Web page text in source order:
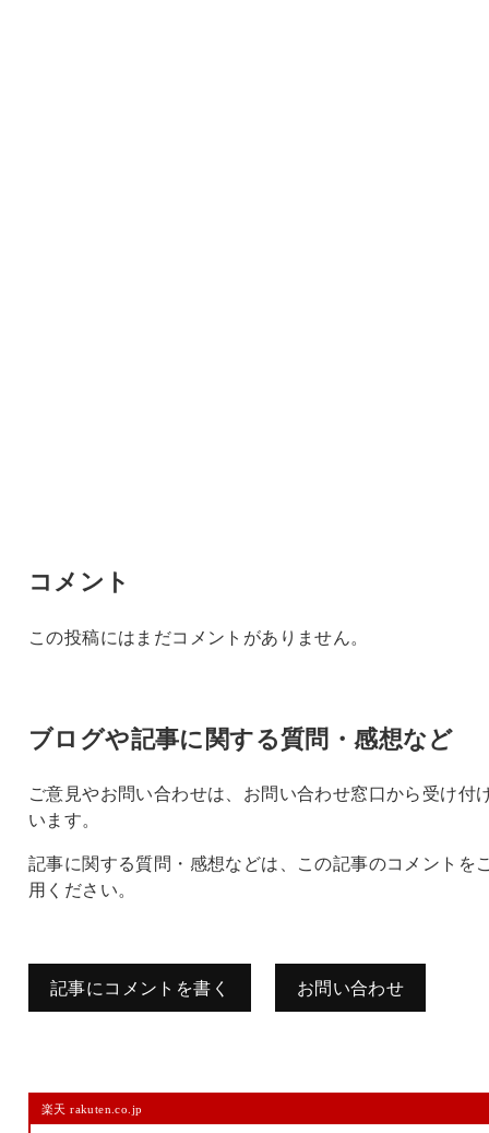
コメント
この投稿にはまだコメントがありません。
ブログや記事に関する質問・感想など
ご意見やお問い合わせは、お問い合わせ窓口から受け付
います。
記事に関する質問・感想などは、この記事のコメントを
用ください。
記事にコメントを書く お問い合わせ
楽天 rakuten.co.jp